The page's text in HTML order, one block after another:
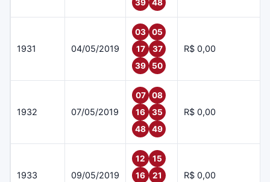
39
48
1931 04/05/2019
03
05
17
37
39
50
R$ 0,00
1932 07/05/2019
07
08
16
35
48
49
R$ 0,00
1933 09/05/2019
12
15
16
21
R$ 0,00